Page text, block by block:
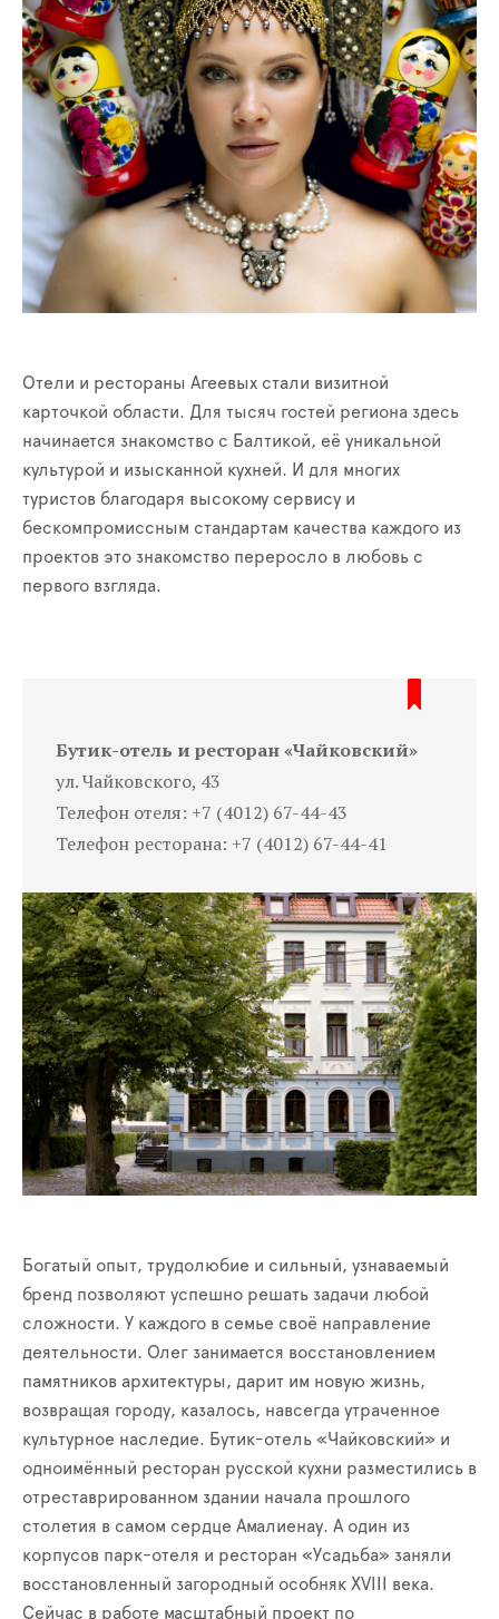
Отели и рестораны Агеевых стали визитной
карточкой области. Для тысяч гостей региона здесь
начинается знакомство с Балтикой, её уникальной
культурой и изысканной кухней. И для многих
туристов благодаря высокому сервису и
бескомпромиссным стандартам качества каждого из
проектов это знакомство переросло в любовь с
первого взгляда.
Бутик-отель и ресторан «Чайковский»
ул. Чайковского, 43
Телефон отеля: +7 (4012) 67-44-43
Телефон ресторана: +7 (4012) 67-44-41
Богатый опыт, трудолюбие и сильный, узнаваемый
бренд позволяют успешно решать задачи любой
сложности. У каждого в семье своё направление
деятельности. Олег занимается восстановлением
памятников архитектуры, дарит им новую жизнь,
возвращая городу, казалось, навсегда утраченное
культурное наследие. Бутик-отель «Чайковский» и
одноимённый ресторан русской кухни разместились в
отреставрированном здании начала прошлого
столетия в самом сердце Амалиенау. А один из
корпусов парк-отеля и ресторан «Усадьба» заняли
восстановленный загородный особняк ХVIII века.
Сейчас в работе масштабный проект по